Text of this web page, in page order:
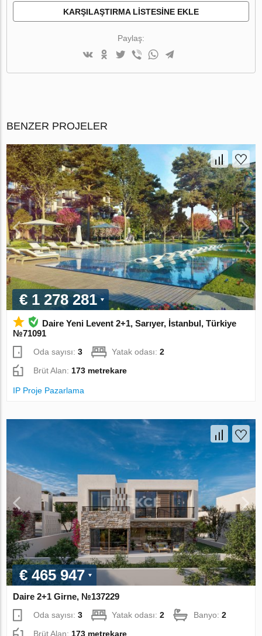
KARŞILAŞTIRMA LISTESINE EKLE
Paylaş:
BENZER PROJELER
€ 1 278 281
Daire Yeni Levent 2+1, Sarıyer, İstanbul, Türkiye
№71091
Oda sayısı:3 Yatak odası:2
Brüt Alan:173 metrekare
IP Proje Pazarlama
€ 465 947
Daire 2+1 Girne, №137229
Oda sayısı:3 Yatak odası:2 Banyo:2
Brüt Alan: 173 metrekare